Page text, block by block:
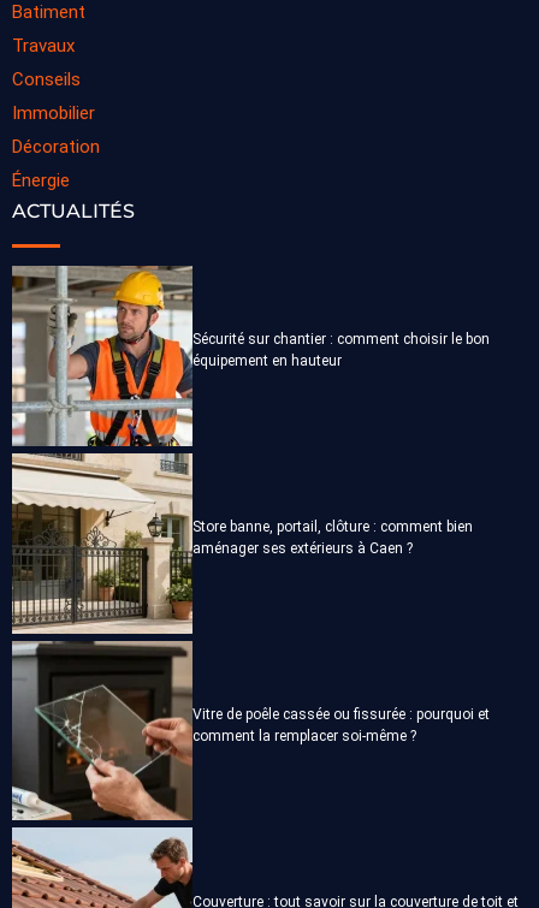
Batiment
Travaux
Conseils
Immobilier
Décoration
Énergie
ACTUALITÉS
Sécurité sur chantier : comment choisir le bon
équipement en hauteur
Store banne, portail, clôture : comment bien
aménager ses extérieurs à Caen ?
Vitre de poêle cassée ou fissurée : pourquoi et
comment la remplacer soi-même ?
Couverture : tout savoir sur la couverture de toit et